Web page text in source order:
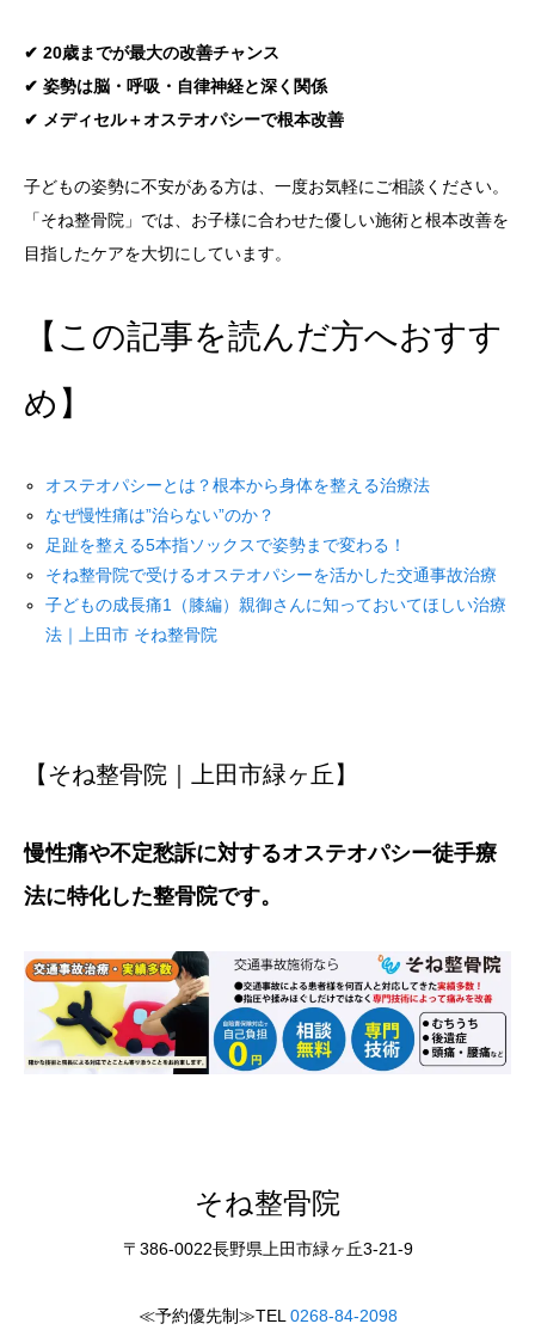
✔ 20歳までが最大の改善チャンス
✔ 姿勢は脳・呼吸・自律神経と深く関係
✔ メディセル＋オステオパシーで根本改善
子どもの姿勢に不安がある方は、一度お気軽にご相談ください。
「そね整骨院」では、お子様に合わせた優しい施術と根本改善を
目指したケアを大切にしています。
【この記事を読んだ方へおすす
め】
オステオパシーとは？根本から身体を整える治療法
なぜ慢性痛は”治らない”のか？
足趾を整える5本指ソックスで姿勢まで変わる！
そね整骨院で受けるオステオパシーを活かした交通事故治療
子どもの成長痛1（膝編）親御さんに知っておいてほしい治療
法｜上田市 そね整骨院
【そね整骨院｜上田市緑ヶ丘】
慢性痛や不定愁訴に対するオステオパシー徒手療
法に特化した整骨院です。
そね整骨院
〒386-0022長野県上田市緑ヶ丘3-21-9
≪予約優先制≫TEL0268-84-2098